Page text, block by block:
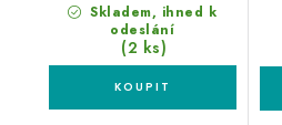
Skladem, ihned k
odeslání
(2 ks)